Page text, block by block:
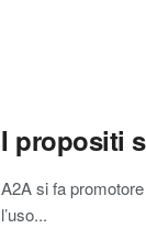
I propositi
A2A si fa
l’uso...